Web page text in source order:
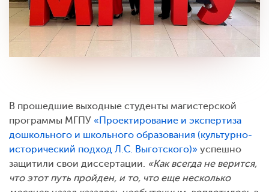
В прошедшие выходные студенты магистерской
программы МГПУ «Проектирование и экспертиза
дошкольного и школьного образования (культурно-
исторический подход Л.С. Выготского)» успешно
защитили свои диссертации. «Как всегда не верится,
что этот путь пройден, и то, что еще несколько